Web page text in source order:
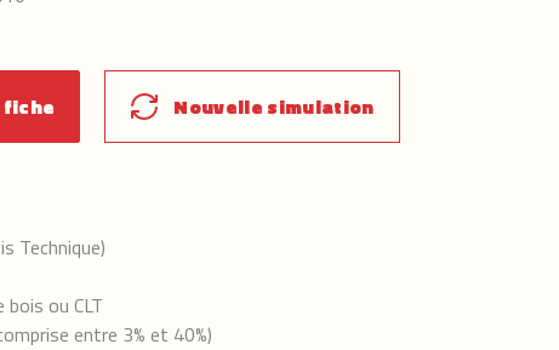
Nouvelle simulation
Technique)
ou CLT
entre 3% et 40%)